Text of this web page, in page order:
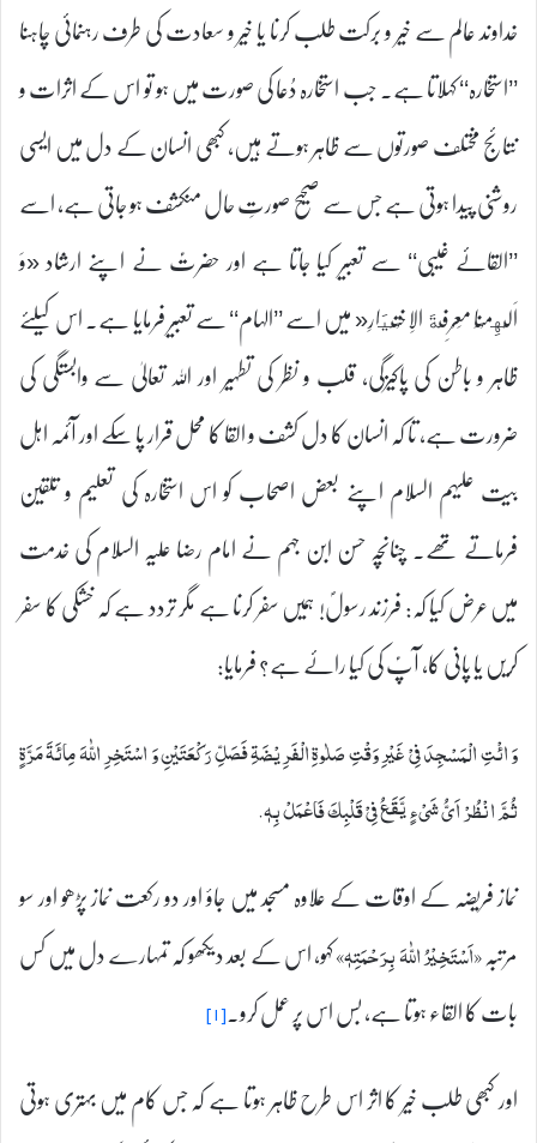
خداوند عالم سے خیر و برکت طلب کرنا یا خیر و سعادت کی طرف رہنمائی چاہنا
’’استخارہ‘‘ کہلاتا ہے۔ جب استخارہ دُعا کی صورت میں ہو تو اس کے اثرات و
نتائج مختلف صورتوں سے ظاہر ہوتے ہیں، کبھی انسان کے دل میں ایسی
روشنی پیدا ہوتی ہے جس سے صحیح صورتِ حال منکشف ہو جاتی ہے، اسے
’’القائے غیبی‘‘ سے تعبیر کیا جاتا ہے اور حضرتؑ نے اپنے ارشاد «وَ
اَلْهِمْنَا مَعْرِفَةَ الِاخْتِيَارِ« میں اسے ’’الہام‘‘ سے تعبیر فرمایا ہے۔ اس کیلئے
ظاہر و باطن کی پاکیزگی، قلب و نظر کی تطہیر اور اللہ تعالیٰ سے وابستگی کی
ضرورت ہے، تا کہ انسان کا دل کشف و القا کا محل قرار پا سکے اور آئمہ اہل
بیت علیہم السلام اپنے بعض اصحاب کو اس استخارہ کی تعلیم و تلقین
فرماتے تھے۔ چنانچہ حسن ابن جہم نے امام رضا علیہ السلام کی خدمت
میں عرض کیا کہ: فرزند رسولؐ! ہمیں سفر کرنا ہے مگر تردد ہے کہ خشکی کا سفر
کریں یا پانی کا، آپؑ کی کیا رائے ہے؟ فرمایا:
وَ ائْتِ الْمَسْجِدَ فِیْ غَيْرِ وَقْتِ صَلٰوةِ الْفَرِيْضَةِ فَصَلِّ رَكْعَتَيْنِ وَ اسْتَخِرِ اللّٰهَ مِائَةَ مَرَّةٍ
ثُمَّ انْظُرْ اَیُّ شَیْ‏ءٍ يَّقَعُ فِیْ قَلْبِكَ فَاعْمَلْ بِهٖ.
نماز فریضہ کے اوقات کے علاوہ مسجد میں جاؤ اور دو رکعت نماز پڑھو اور سو
مرتبہ«اَسْتَخِیْرُ اللّٰهَ بِرَحْمَتِہٖ»کہو، اس کے بعد دیکھو کہ تمہارے دل میں کس
بات کا القاء ہوتا ہے، بس اس پر عمل کرو۔[۱]
اور کبھی طلب خیر کا اثر اس طرح ظاہر ہوتا ہے کہ جس کام میں بہتری ہوتی